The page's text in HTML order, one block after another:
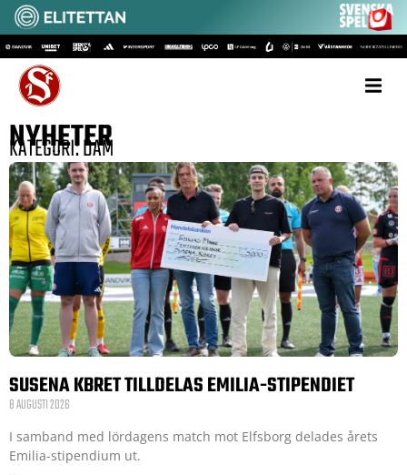
NYHETER
KATEGORI: DAM
SUSENA KBRET TILLDELAS EMILIA-STIPENDIET
8 AUGUSTI 2026
I samband med lördagens match mot Elfsborg delades årets
Emilia-stipendium ut.